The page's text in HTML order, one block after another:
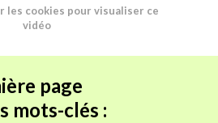
les cookies pour visualiser ce
vidéo
page
mots-clés :